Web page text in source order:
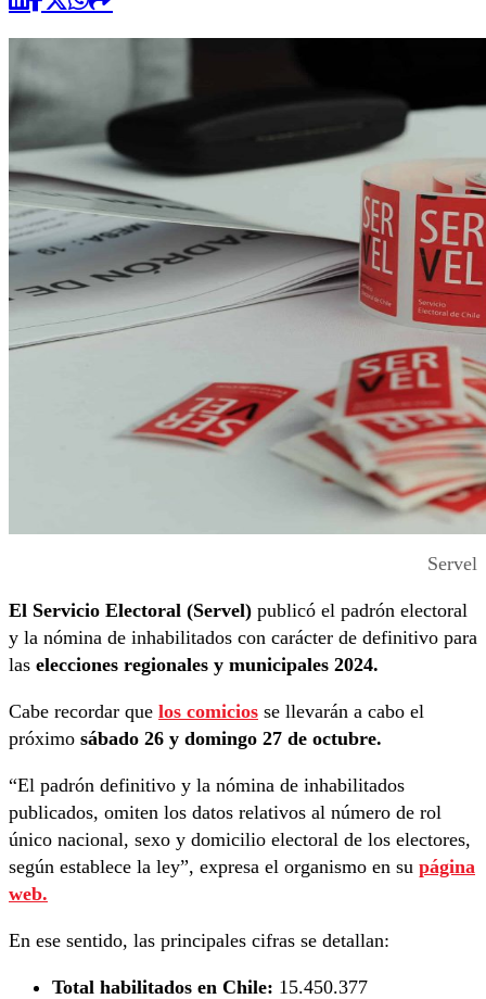
Servel
El Servicio Electoral (Servel) publicó el padrón electoral
y la nómina de inhabilitados con carácter de definitivo para
las elecciones regionales y municipales 2024.
Cabe recordar que los comicios se llevarán a cabo el
próximo sábado 26 y domingo 27 de octubre.
“El padrón definitivo y la nómina de inhabilitados
publicados, omiten los datos relativos al número de rol
único nacional, sexo y domicilio electoral de los electores,
según establece la ley”, expresa el organismo en su página
web.
En ese sentido, las principales cifras se detallan:
Total habilitados en Chile: 15.450.377